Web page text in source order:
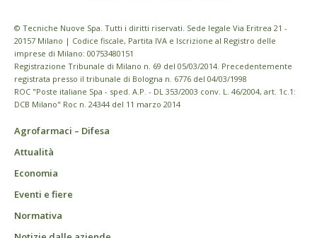
© Tecniche Nuove Spa. Tutti i diritti riservati. Sede legale Via Eritrea 21 -
20157 Milano | Codice fiscale, Partita IVA e Iscrizione al Registro delle
imprese di Milano: 00753480151
Registrazione Tribunale di Milano n. 69 del 05/03/2014. Precedentemente
registrata presso il tribunale di Bologna n. 6776 del 04/03/1998
ROC "Poste italiane Spa - sped. A.P. - DL 353/2003 conv. L. 46/2004, art. 1c.1:
DCB Milano" Roc n. 24344 del 11 marzo 2014
Agrofarmaci – Difesa
Attualità
Economia
Eventi e fiere
Normativa